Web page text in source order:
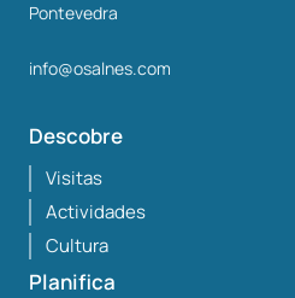
Pontevedra
info@osalnes.com
Descobre
Visitas
Actividades
Cultura
Planifica